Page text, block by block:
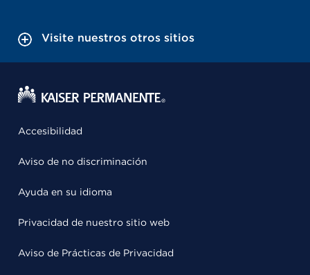
Visite nuestros otros sitios
Accesibilidad
Aviso de no discriminación
Ayuda en su idioma
Privacidad de nuestro sitio web
Aviso de Prácticas de Privacidad